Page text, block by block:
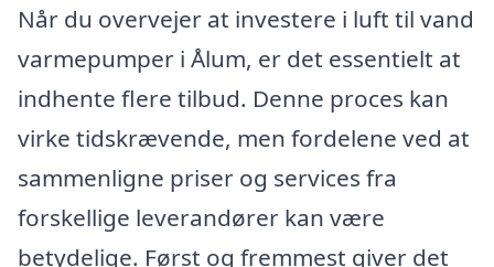
Når du overvejer at investere i luft til vand
varmepumper i Ålum, er det essentielt at
indhente flere tilbud. Denne proces kan
virke tidskrævende, men fordelene ved at
sammenligne priser og services fra
forskellige leverandører kan være
betydelige. Først og fremmest giver det